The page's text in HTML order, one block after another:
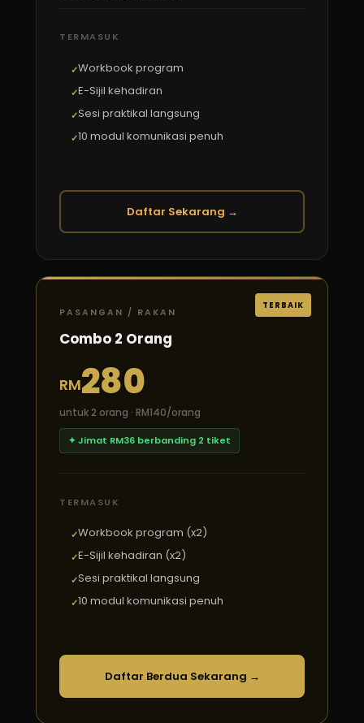
TERMASUK
Workbook program
E-Sijil kehadiran
Sesi praktikal langsung
10 modul komunikasi penuh
Daftar Sekarang →
TERBAIK
PASANGAN / RAKAN
Combo 2 Orang
RM280
untuk 2 orang · RM140/orang
✦ Jimat RM36 berbanding 2 tiket
TERMASUK
Workbook program (x2)
E-Sijil kehadiran (x2)
Sesi praktikal langsung
10 modul komunikasi penuh
Daftar Berdua Sekarang →